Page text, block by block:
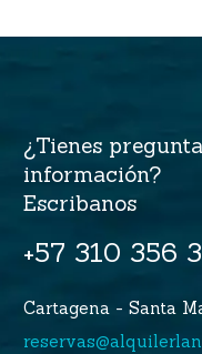
¿Tienes
información?
Escribanos
+57 310 356
Cartagena - Santa